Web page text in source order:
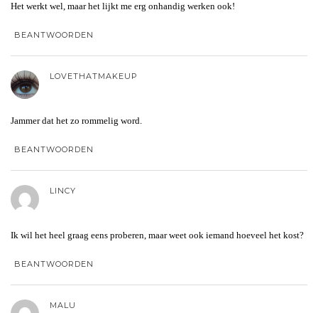
Het werkt wel, maar het lijkt me erg onhandig werken ook!
BEANTWOORDEN
LOVETHATMAKEUP
Jammer dat het zo rommelig word.
BEANTWOORDEN
LINCY
Ik wil het heel graag eens proberen, maar weet ook iemand hoeveel het kost?
BEANTWOORDEN
MALU